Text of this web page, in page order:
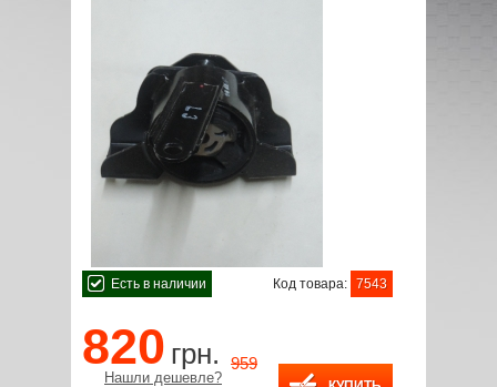
Есть в наличии Код товара: 7543
820 грн. 959
Нашли дешевле?